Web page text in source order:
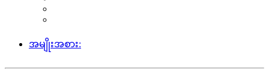
အမျိုးအစား: